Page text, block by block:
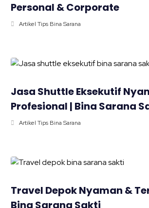
Personal & Corporate
Artikel Tips Bina Sarana
Jasa Shuttle Eksekutif
Profesional | Bina Sarana
Artikel Tips Bina Sarana
Travel Depok Nyaman &
Bina Sarana Sakti